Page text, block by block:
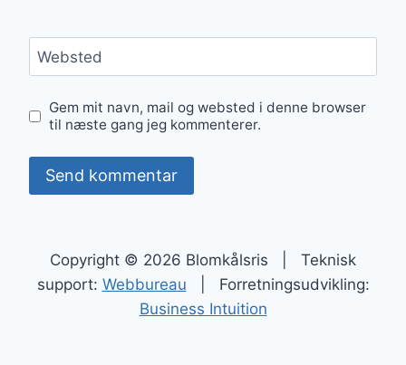
Websted
Gem mit navn, mail og websted i denne browser
til næste gang jeg kommenterer.
Copyright © 2026 Blomkålsris | Teknisk
support: Webbureau | Forretningsudvikling:
Business Intuition